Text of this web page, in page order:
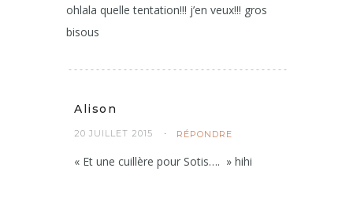
ohlala quelle tentation!!! j’en veux!!! gros
bisous
Alison
20 JUILLET 2015 RÉPONDRE
« Et une cuillère pour Sotis…. » hihi